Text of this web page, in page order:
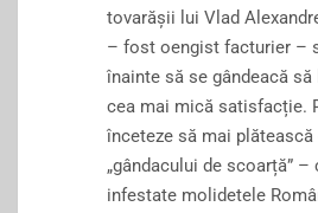
tovarășii lui Vlad
– fost oengist facturier –
înainte să se gândeacă
cea mai mică satisfacție.
înceteze să mai
„gândacului de scoarță”
infestate molidetele